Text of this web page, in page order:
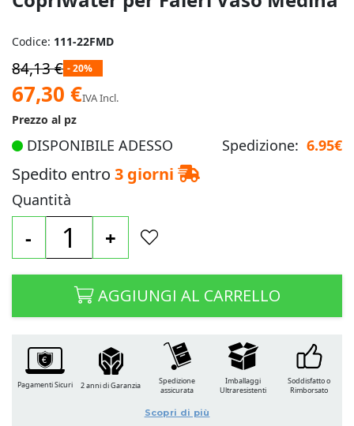
Codice: 111-22FMD
84,13 € - 20%
Prezzo
speciale
67,30 €IVA Incl.
Prezzo al pz
DISPONIBILE ADESSO Spedizione: 6.95€
Spedito entro 3 giorni
Quantità
- +
AGGIUNGI AL CARRELLO
Pagamenti Sicuri 2 anni di Garanzia
Spedizione
assicurata
Imballaggi
Ultraresistenti
Soddisfatto o
Rimborsato
Scopri di più